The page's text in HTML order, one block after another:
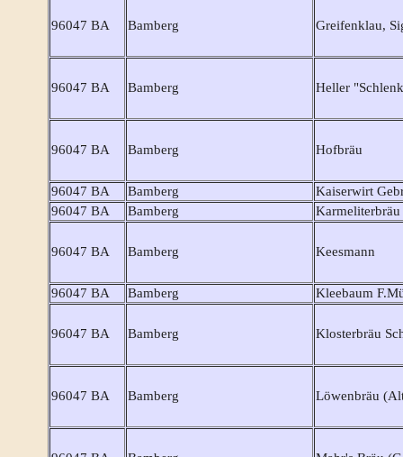
96047 BA Bamberg Greifenklau,
96047 BA Bamberg Heller
96047 BA Bamberg Hofbräu
96047 BA Bamberg
Kaiserwirt
96047 BA
Bamberg Karmeliterbräu
96047 BA Bamberg Keesmann
96047 BA Bamberg Kleebaum
96047 BA Bamberg Klosterbräu
96047 BA Bamberg Löwenbräu